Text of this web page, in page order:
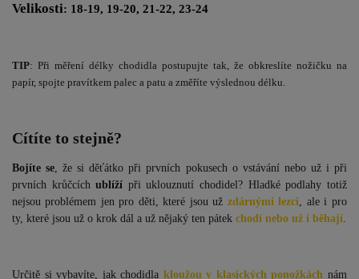
Velikosti: 18-19, 19-20, 21-22, 23-24
TIP: Při měření délky chodidla postupujte tak, že obkreslíte nožičku na
papír, spojte pravítkem palec a patu a změříte výslednou délku.
Cítíte to stejně?
Bojíte se, že si děťátko při prvních pokusech o vstávání nebo už i při
prvních krůčcíchublíží při uklouznutí chodidel? Hladké podlahy totiž
nejsou problémem jen pro děti, které jsou už zdárnými lezci, ale i pro
ty, které jsou už o krok dál a už nějaký ten pátek chodí nebo už i běhají.
Určitě si vybavíte, jak chodidla kloužou v klasických ponožkách nám